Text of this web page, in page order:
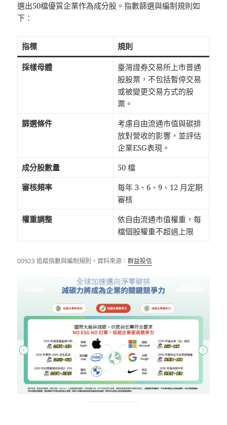
選出50檔優質企業作為成分股。指數篩選與編制規則如
下：
指標 規則
採樣母體
臺灣證券交易所上市普通
股股票，不包括暫停交易
或被變更交易方式的股
票。
篩選條件
考慮自由流通市值與碳排
放對營收的影響，並評估
企業ESG表現。
成分股數量
50 檔
審核頻率
每年 3、6、9、12 月定期
審核
權重調整
依自由流通市值權重，每
檔個股權重不超過上限
00923 追蹤指數與編制規則。資料來源：群益投信